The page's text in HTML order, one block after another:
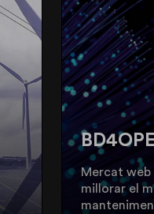
Mercat web
millorar el